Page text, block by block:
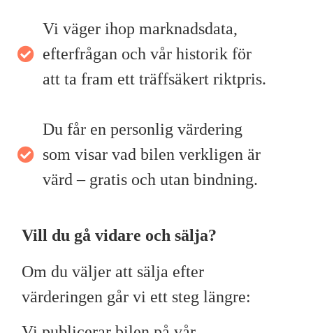
Vi väger ihop marknadsdata,
efterfrågan och vår historik för
att ta fram ett träffsäkert riktpris.
Du får en personlig värdering
som visar vad bilen verkligen är
värd – gratis och utan bindning.
Vill du gå vidare och sälja?
Om du väljer att sälja efter
värderingen går vi ett steg längre: